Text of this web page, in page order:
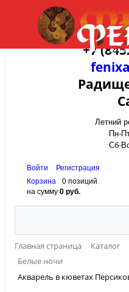
+7
Летний
Пн-
Сб-
Войти
Регистрация
Корзина
0 позиций
на сумму0 руб.
Главная страница Каталог
Белые ночи
Акварель в кюветах